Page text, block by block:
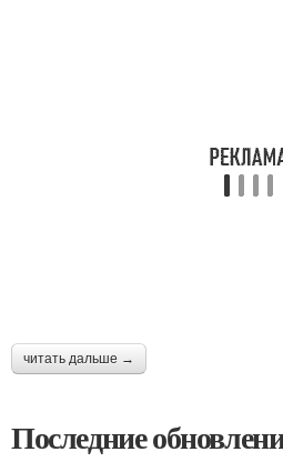
читать дальше →
Последние